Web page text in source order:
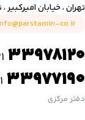
تهران ، خیابان امیرکبیر ،
co.ir
33978120
33977190
دفتر مرکزی